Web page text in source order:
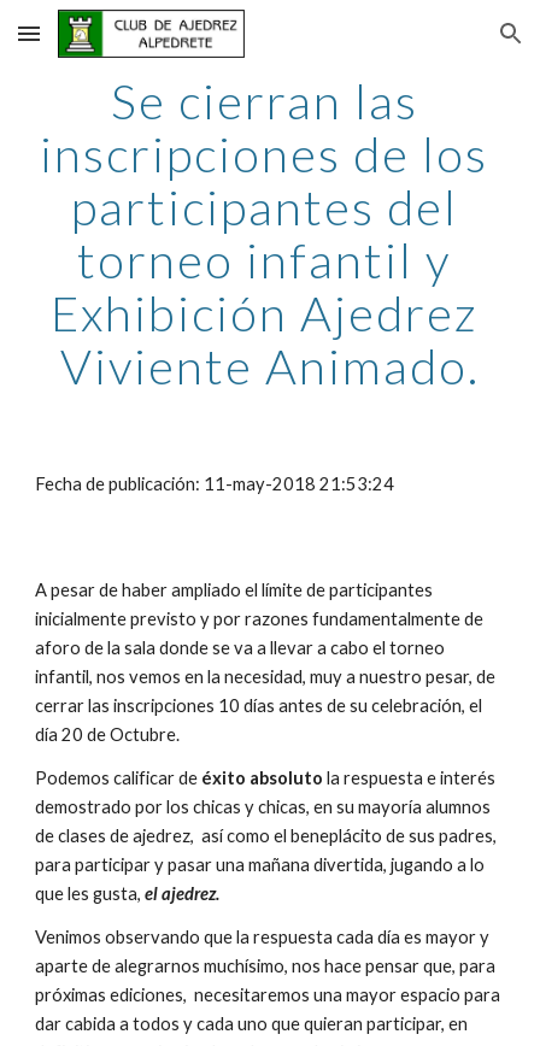
Skip to main content Skip to navigation
Se cierran las
inscripciones de los
participantes del
torneo infantil y
Exhibición Ajedrez
Viviente Animado.
Fecha de publicación: 11-may-2018 21:53:24
A pesar de haber ampliado el límite de participantes
inicialmente previsto y por razones fundamentalmente de
aforo de la sala donde se va a llevar a cabo el torneo
infantil, nos vemos en la necesidad, muy a nuestro pesar, de
cerrar las inscripciones 10 días antes de su celebración, el
día 20 de Octubre.
Podemos calificar de éxito absoluto la respuesta e interés
demostrado por los chicas y chicas, en su mayoría alumnos
de clases de ajedrez,  así como el beneplácito de sus padres,
para participar y pasar una mañana divertida, jugando a lo
que les gusta, el ajedrez.
Venimos observando que la respuesta cada día es mayor y
aparte de alegrarnos muchísimo, nos hace pensar que, para
próximas ediciones,  necesitaremos una mayor espacio para
dar cabida a todos y cada uno que quieran participar, en